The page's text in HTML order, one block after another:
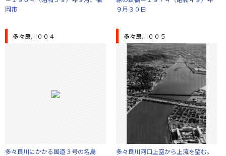
岡市
９月３０日
多々良川００４
多々良川にかかる国道３号の名島
多々良川００５
多々良川河口上空から上流を望む。